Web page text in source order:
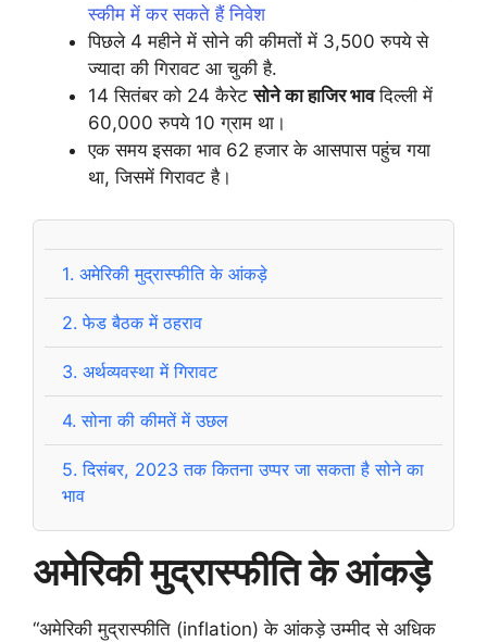
स्कीम में कर सकते हैं निवेश
पिछले 4 महीने में सोने की कीमतों में 3,500 रुपये से
ज्‍यादा की गिरावट आ चुकी है.
14 सितंबर को 24 कैरेटसोने का हाजिर भावदिल्‍ली में
60,000 रुपये 10 ग्राम था।
एक समय इसका भाव 62 हजार के आसपास पहुंच गया
था, जिसमें गिरावट है।
1. अमेरिकी मुद्रास्फीति के आंकड़े
2. फेड बैठक में ठहराव
3. अर्थव्यवस्था में गिरावट
4. सोना की कीमतें में उछल
5. दिसंबर, 2023 तक कितना उप्पर जा सकता है सोने का
भाव
अमेरिकी मुद्रास्फीति के आंकड़े
“अमेरिकी मुद्रास्फीति (inflation) के आंकड़े उम्मीद से अधिक